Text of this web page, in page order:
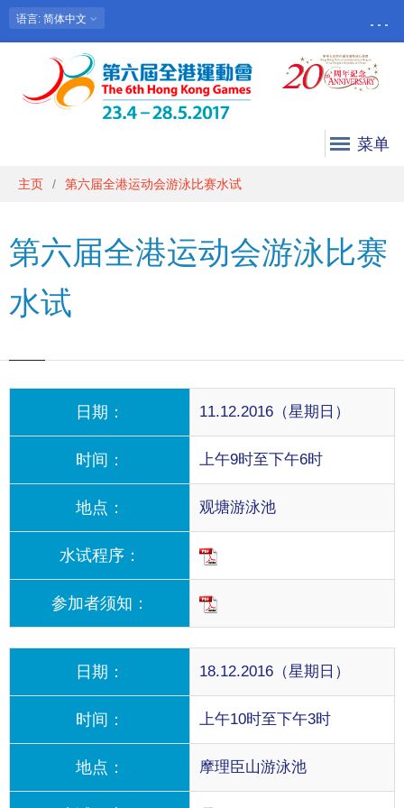
语言: 简体中文
菜单
主页 第六届全港运动会游泳比赛水试
第六届全港运动会游泳比赛
水试
日期： 11.12.2016（星期日）
时间： 上午9时至下午6时
地点： 观塘游泳池
水试程序：
参加者须知：
日期： 18.12.2016（星期日）
时间： 上午10时至下午3时
地点： 摩理臣山游泳池